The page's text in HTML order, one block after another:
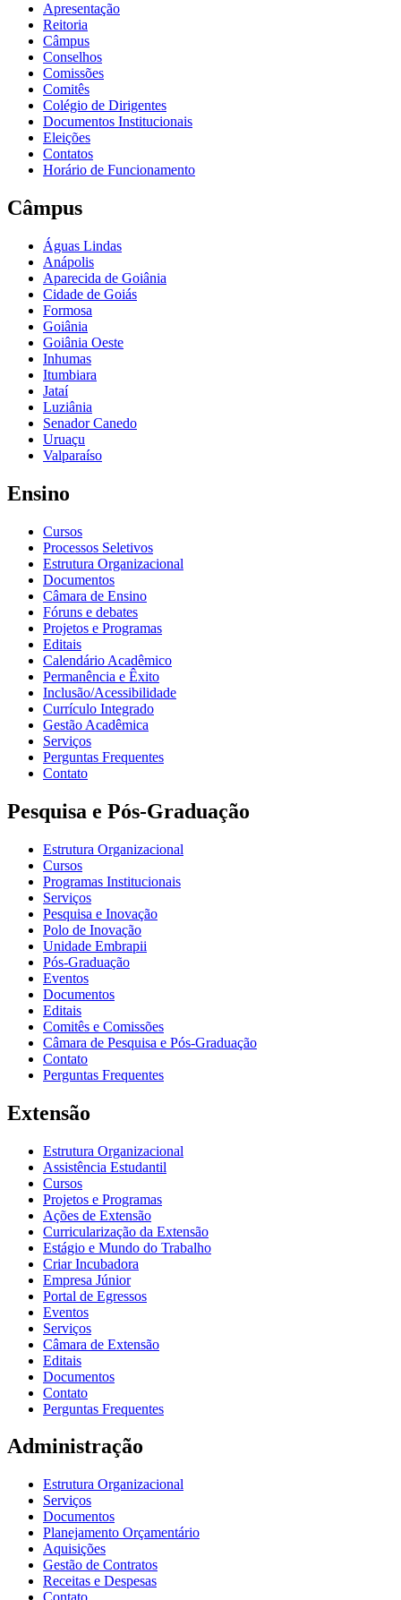
Apresentação
Reitoria
Câmpus
Conselhos
Comissões
Comitês
Colégio de Dirigentes
Documentos Institucionais
Eleições
Contatos
Horário de Funcionamento
Câmpus
Águas Lindas
Anápolis
Aparecida de Goiânia
Cidade de Goiás
Formosa
Goiânia
Goiânia Oeste
Inhumas
Itumbiara
Jataí
Luziânia
Senador Canedo
Uruaçu
Valparaíso
Ensino
Cursos
Processos Seletivos
Estrutura Organizacional
Documentos
Câmara de Ensino
Fóruns e debates
Projetos e Programas
Editais
Calendário Acadêmico
Permanência e Êxito
Inclusão/Acessibilidade
Currículo Integrado
Gestão Acadêmica
Serviços
Perguntas Frequentes
Contato
Pesquisa e Pós-Graduação
Estrutura Organizacional
Cursos
Programas Institucionais
Serviços
Pesquisa e Inovação
Polo de Inovação
Unidade Embrapii
Pós-Graduação
Eventos
Documentos
Editais
Comitês e Comissões
Câmara de Pesquisa e Pós-Graduação
Contato
Perguntas Frequentes
Extensão
Estrutura Organizacional
Assistência Estudantil
Cursos
Projetos e Programas
Ações de Extensão
Curricularização da Extensão
Estágio e Mundo do Trabalho
Criar Incubadora
Empresa Júnior
Portal de Egressos
Eventos
Serviços
Câmara de Extensão
Editais
Documentos
Contato
Perguntas Frequentes
Administração
Estrutura Organizacional
Serviços
Documentos
Planejamento Orçamentário
Aquisições
Gestão de Contratos
Receitas e Despesas